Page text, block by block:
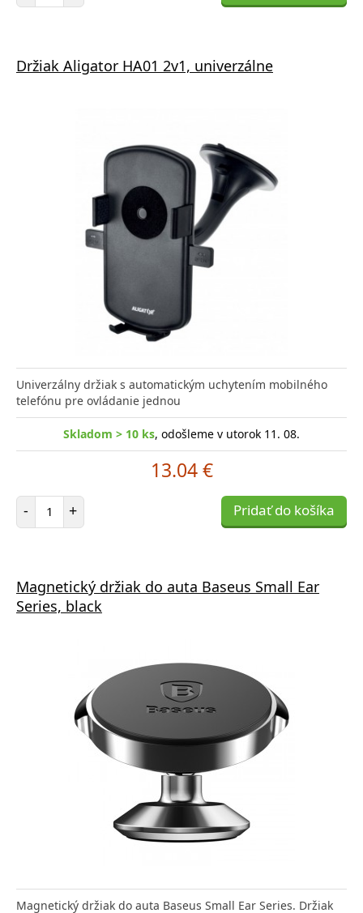
Držiak Aligator HA01 2v1, univerzálne
Univerzálny držiak s automatickým uchytením mobilného
telefónu pre ovládanie jednou
Skladom > 10 ks, odošleme v utorok 11. 08.
13.04 €
- Počet položiek
+ Pridať do košíka
Magnetický držiak do auta Baseus Small Ear
Series, black
Magnetický držiak do auta Baseus Small Ear Series. Držiak